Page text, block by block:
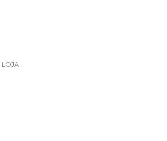
LOJA